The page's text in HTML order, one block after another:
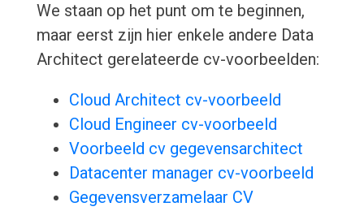
We staan op het punt om te beginnen,
maar eerst zijn hier enkele andere Data
Architect gerelateerde cv-voorbeelden:
Cloud Architect cv-voorbeeld
Cloud Engineer cv-voorbeeld
Voorbeeld cv gegevensarchitect
Datacenter manager cv-voorbeeld
Gegevensverzamelaar CV